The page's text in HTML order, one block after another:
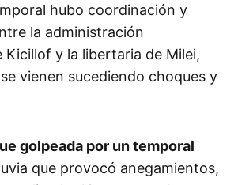
hubo coordinación y
la administración
Kicillof y la libertaria de Milei,
vienen sucediendo choques y
golpeada por un temporal
que provocó anegamientos,